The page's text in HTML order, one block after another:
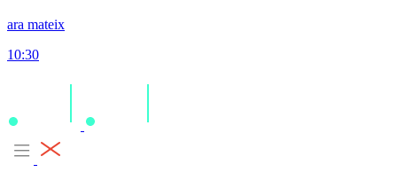
ara mateix
10:30